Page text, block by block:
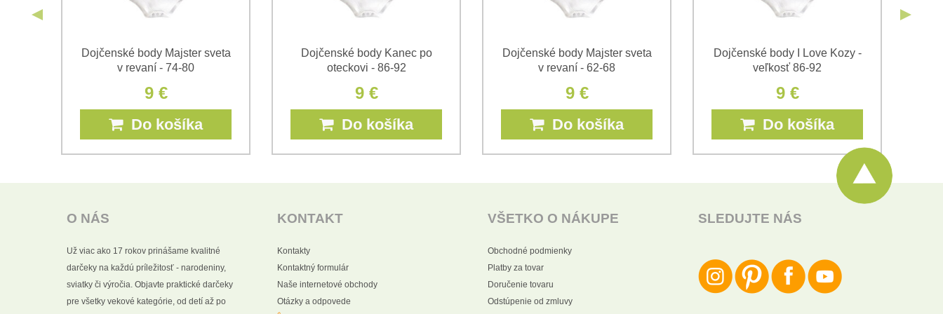
Dojčenské body Majster sveta
v revaní - 74-80
9 €
Do košíka
Dojčenské body Kanec po
oteckovi - 86-92
9 €
Do košíka
Dojčenské body Majster sveta
v revaní - 62-68
9 €
Do košíka
Dojčenské body I Love Kozy -
veľkosť 86-92
9 €
Do košíka
O NÁS
Už viac ako 17 rokov prinášame kvalitné
darčeky na každú príležitosť - narodeniny,
sviatky či výročia. Objavte praktické darčeky
pre všetky vekové kategórie, od detí až po
KONTAKT
Kontakty
Kontaktný formulár
Naše internetové obchody
Otázky a odpovede
VŠETKO O NÁKUPE
Obchodné podmienky
Platby za tovar
Doručenie tovaru
Odstúpenie od zmluvy
SLEDUJTE NÁS